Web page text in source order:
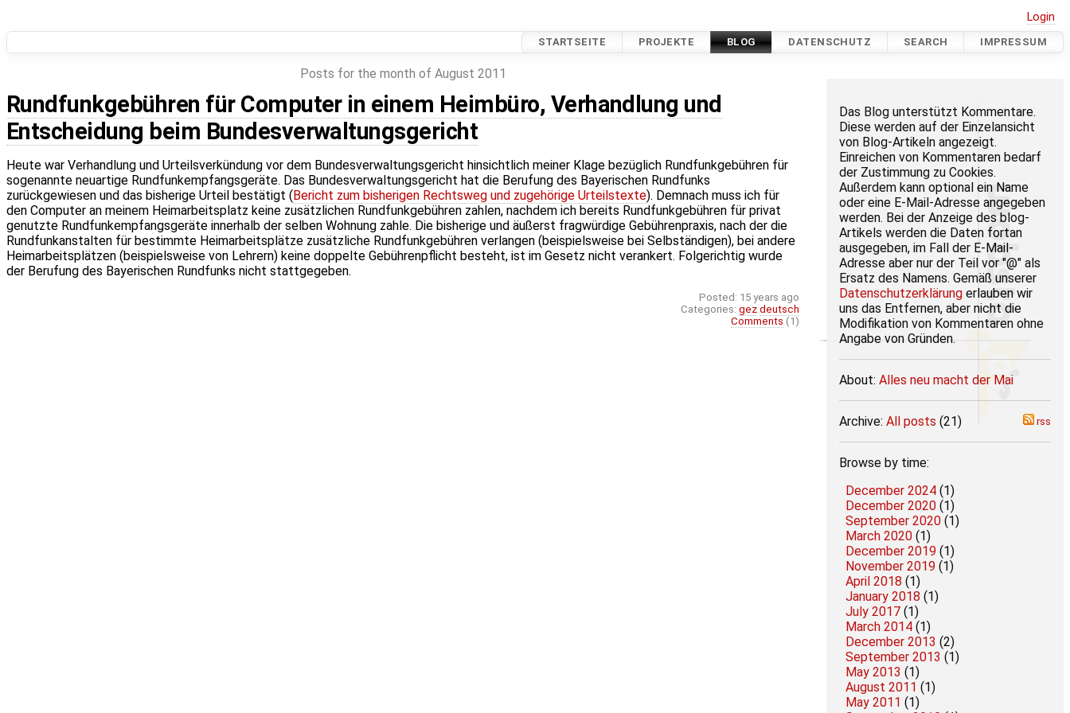
Login
STARTSEITE PROJEKTE BLOG DATENSCHUTZ SEARCH IMPRESSUM
Das Blog unterstützt Kommentare.
Diese werden auf der Einzelansicht
von Blog-Artikeln angezeigt.
Einreichen von Kommentaren bedarf
der Zustimmung zu Cookies.
Außerdem kann optional ein Name
oder eine E-Mail-Adresse angegeben
werden. Bei der Anzeige des blog-
Artikels werden die Daten fortan
ausgegeben, im Fall der E-Mail-
Adresse aber nur der Teil vor "@" als
Ersatz des Namens. Gemäß unserer
Datenschutzerklärung erlauben wir
uns das Entfernen, aber nicht die
Modifikation von Kommentaren ohne
Angabe von Gründen.
About:Alles neu macht der Mai
rss
Archive:All posts (21)
Browse by time:
December 2024 (1)
December 2020 (1)
September 2020 (1)
March 2020 (1)
December 2019 (1)
November 2019 (1)
April 2018 (1)
January 2018 (1)
July 2017 (1)
March 2014 (1)
December 2013 (2)
September 2013 (1)
May 2013 (1)
August 2011 (1)
May 2011 (1)
Posts for the month of August 2011
Rundfunkgebühren für Computer in einem Heimbüro, Verhandlung und
Entscheidung beim Bundesverwaltungsgericht
Heute war Verhandlung und Urteilsverkündung vor dem Bundesverwaltungsgericht hinsichtlich meiner Klage bezüglich Rundfunkgebühren für
sogenannte neuartige Rundfunkempfangsgeräte. Das Bundesverwaltungsgericht hat die Berufung des Bayerischen Rundfunks
zurückgewiesen und das bisherige Urteil bestätigt (Bericht zum bisherigen Rechtsweg und zugehörige Urteilstexte). Demnach muss ich für
den Computer an meinem Heimarbeitsplatz keine zusätzlichen Rundfunkgebühren zahlen, nachdem ich bereits Rundfunkgebühren für privat
genutzte Rundfunkempfangsgeräte innerhalb der selben Wohnung zahle. Die bisherige und äußerst fragwürdige Gebührenpraxis, nach der die
Rundfunkanstalten für bestimmte Heimarbeitsplätze zusätzliche Rundfunkgebühren verlangen (beispielsweise bei Selbständigen), bei andere
Heimarbeitsplätzen (beispielsweise von Lehrern) keine doppelte Gebührenpflicht besteht, ist im Gesetz nicht verankert. Folgerichtig wurde
der Berufung des Bayerischen Rundfunks nicht stattgegeben.
Posted: 15 years ago
Categories: gez deutsch
Comments (1)